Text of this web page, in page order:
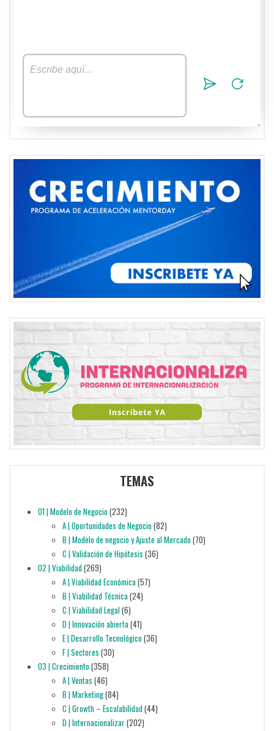
TEMAS
01 | Modelo de Negocio(232)
A | Oportunidades de Negocio(82)
B | Modelo de negocio y Ajuste al Mercado(70)
C | Validación de Hipótesis (36)
02 | Viabilidad(269)
A | Viabilidad Económica(57)
B | Viabilidad Técnica(24)
C | Viabilidad Legal(6)
D | Innovación abierta(41)
E | Desarrollo Tecnológico(36)
F | Sectores (30)
03 | Crecimiento(358)
A | Ventas (46)
B | Marketing(84)
C | Growth – Escalabilidad(44)
D | Internacionalizar(202)